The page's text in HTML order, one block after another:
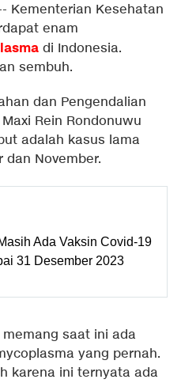
Kementerian Kesehatan
enam
di Indonesia.
sembuh.
dan Pengendalian
Rein Rondonuwu
adalah kasus lama
November.
Ada Vaksin Covid-19
31 Desember 2023
saat ini ada
yang pernah.
karena ini ternyata ada